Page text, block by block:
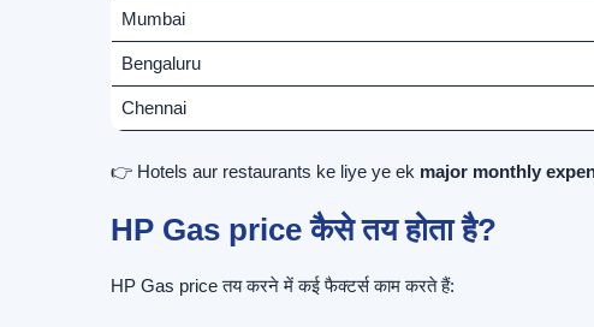
Mumbai
Bengaluru
Chennai
👉 Hotels aur restaurants ke liye ye ek major monthly
HP Gas price कैसे तय होता है?
HP Gas price तय करने में कई फैक्टर्स काम करते हैं: